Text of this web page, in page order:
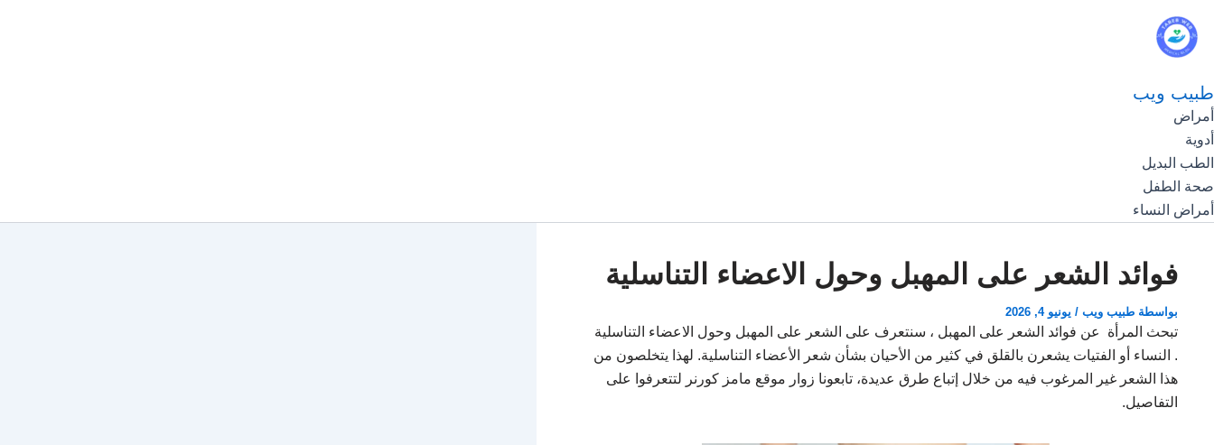
طبيب ويب
أمراض
أدوية
الطب البديل
صحة الطفل
أمراض النساء
فوائد الشعر على المهبل وحول الاعضاء التناسلية
بواسطة طبيب ويب / يونيو 4, 2026
تبحث المرأة عن فوائد الشعر على المهبل ، سنتعرف على الشعر على المهبل وحول الاعضاء التناسلية
. النساء أو الفتيات يشعرن بالقلق في كثير من الأحيان بشأن شعر الأعضاء التناسلية. لهذا يتخلصون من
هذا الشعر غير المرغوب فيه من خلال إتباع طرق عديدة، تابعونا زوار موقع مامز كورنر لتتعرفوا على
التفاصيل.